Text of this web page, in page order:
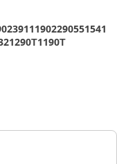
239111902290551541
1290T1190T